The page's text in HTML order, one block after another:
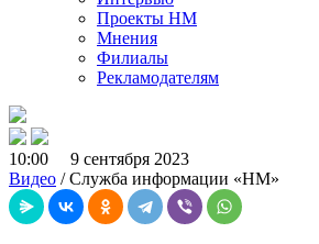
Проекты НМ
Мнения
Филиалы
Рекламодателям
10:00 9 сентября 2023
Видео / Служба информации «НМ»